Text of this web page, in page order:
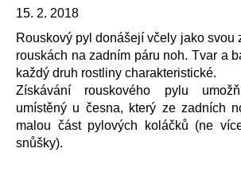
15. 2. 2018
Rouskový pyl donášejí včely jako svou
rouskách na zadním páru noh. Tvar a
každý druh rostliny charakteristické.
Získávání rouskového pylu
umístěný u česna, který ze zadních
malou část pylových koláčků (ne
snůšky).